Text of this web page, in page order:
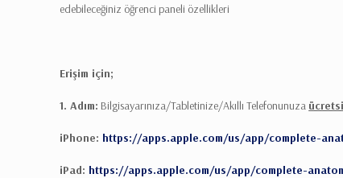
edebileceğiniz öğrenci paneli özellikleri
Erişim için;
1. Adım: Bilgisayarınıza/Tabletinize/Akıllı Telefonunuza
iPhone: https://apps.apple.com/us/app/complete-
iPad: https://apps.apple.com/us/app/complete-